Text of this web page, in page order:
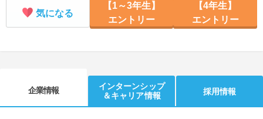
気になる
【1～3年生】
エントリー
【4年生】
エントリー
企業情報
インターンシップ
＆キャリア情報
採用情報